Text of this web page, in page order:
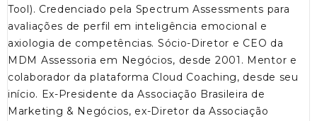
Tool). Credenciado pela Spectrum Assessments para
avaliações de perfil em inteligência emocional e
axiologia de competências. Sócio-Diretor e CEO da
MDM Assessoria em Negócios, desde 2001. Mentor e
colaborador da plataforma Cloud Coaching, desde seu
início. Ex-Presidente da Associação Brasileira de
Marketing & Negócios, ex-Diretor da Associação